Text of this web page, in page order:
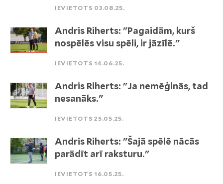
IEVIETOTS 03.08.25.
Andris Riherts: "Pagaidām, kurš
nospēlēs visu spēli, ir jāzīlē."
IEVIETOTS 14.06.25.
Andris Riherts: "Ja nemēģinās, tad
nesanāks."
IEVIETOTS 25.05.25.
Andris Riherts: "Šajā spēlē nācās
parādīt arī raksturu."
IEVIETOTS 16.05.25.